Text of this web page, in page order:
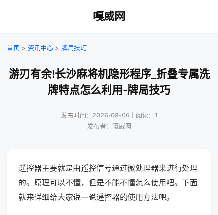
嘎威网
首页 > 资讯中心 > 牌局技巧
游刃有余!长沙麻将机隐形程序_折叠专属洗
牌特点怎么利用-牌局技巧
发布时间：2026-08-06｜阅读：1
发布者：嘎威网
遥控器主要就是由遥控信号通过微处理器来进行处理
的。原理可以不懂，但是不能不懂怎么使用吧。下面
就来详细给大家说一说遥控器的使用方法吧。